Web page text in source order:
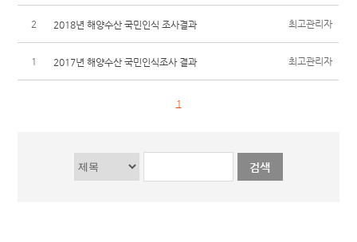
2 2018년 해양수산 국민인식 조사결과 최고관리자
1 2017년 해양수산 국민인식조사 결과 최고관리자
1